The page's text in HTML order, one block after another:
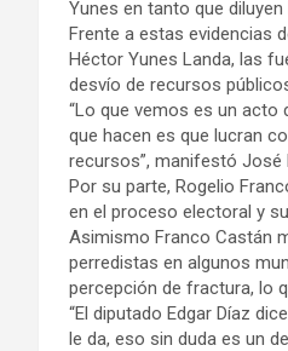
Yunes en tanto que
Frente a estas evidencias
Héctor Yunes Landa, las
desvío de recursos
“Lo que vemos es un acto
que hacen es que lucran
recursos”, manifestó José
Por su parte, Rogelio
en el proceso electoral y
Asimismo Franco Castán
perredistas en algunos
percepción de fractura, lo
“El diputado Edgar Díaz
le da, eso sin duda es un